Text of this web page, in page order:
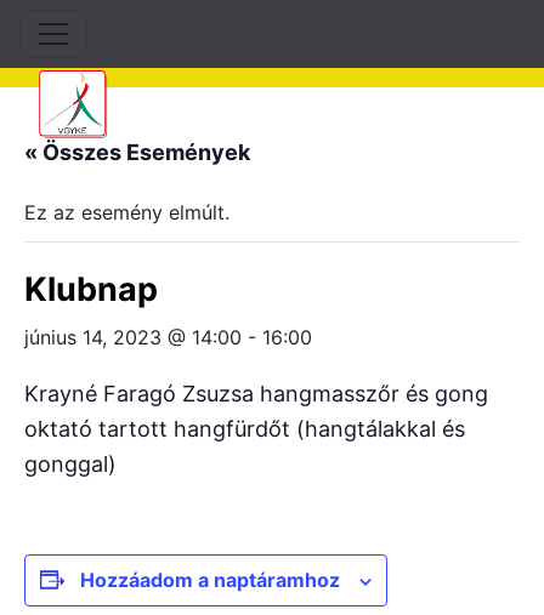
« Összes Események
Ez az esemény elmúlt.
Klubnap
június 14, 2023 @ 14:00 - 16:00
Krayné Faragó Zsuzsa hangmasszőr és gong
oktató tartott hangfürdőt (hangtálakkal és
gonggal)
Hozzáadom a naptáramhoz